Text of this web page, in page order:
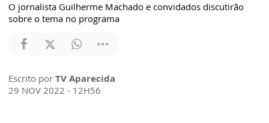
O jornalista Guilherme Machado e convidados discutirão
sobre o tema no programa
Escrito por TV Aparecida
29 NOV 2022 - 12H56